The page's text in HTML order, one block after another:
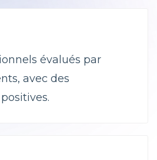
évalués par
avec des